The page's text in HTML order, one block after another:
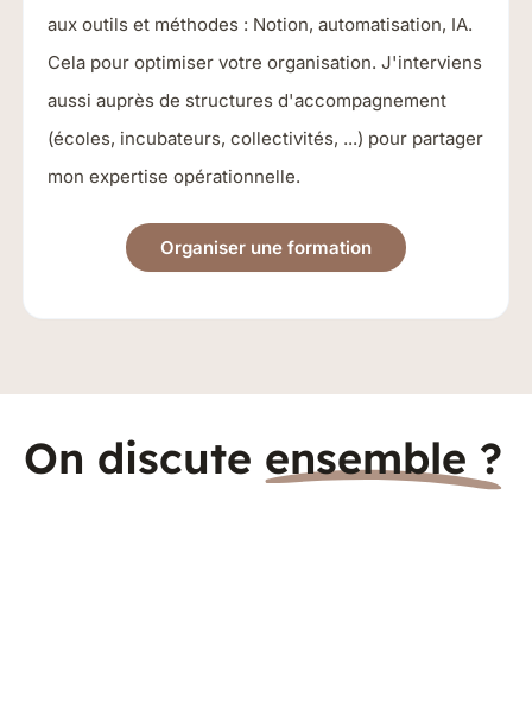
aux outils et méthodes : Notion, automatisation, IA.
Cela pour optimiser votre organisation. J'interviens
aussi auprès de structures d'accompagnement
(écoles, incubateurs, collectivités, ...) pour partager
mon expertise opérationnelle.
Organiser une formation
On discute ensemble ?